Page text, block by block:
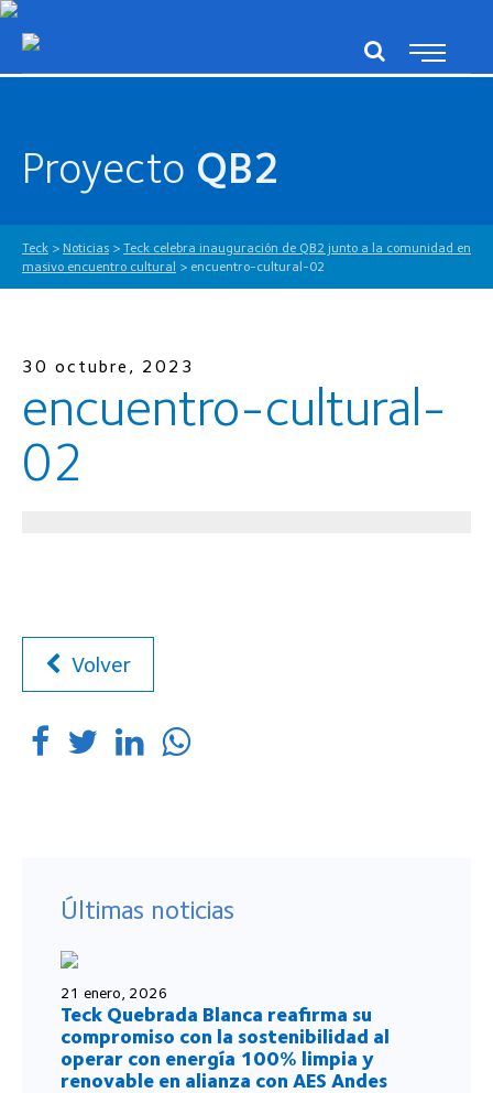
Proyecto QB2
Teck > Noticias > Teck celebra inauguración de QB2 junto a la comunidad en
masivo encuentro cultural > encuentro-cultural-02
30 octubre, 2023
encuentro-cultural-
02
Volver
Últimas noticias
21 enero, 2026
Teck Quebrada Blanca reafirma su
compromiso con la sostenibilidad al
operar con energía 100% limpia y
renovable en alianza con AES Andes